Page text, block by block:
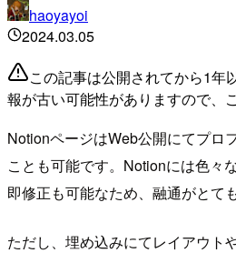
haoyayoi
2024.03.05
この記事は公開されてから1年
報が古い可能性がありますので、
NotionページはWeb公開にてプロ
ことも可能です。Notionには色々
即修正も可能なため、融通がとて
ただし、埋め込みにてレイアウト